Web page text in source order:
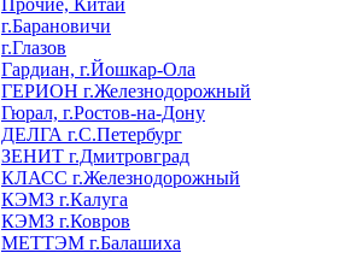
Прочие, Китай
г.Барановичи
г.Глазов
Гардиан, г.Йошкар-Ола
ГЕРИОН г.Железнодорожный
Гюрал, г.Ростов-на-Дону
ДЕЛГА г.С.Петербург
ЗЕНИТ г.Дмитровград
КЛАСС г.Железнодорожный
КЭМЗ г.Калуга
КЭМЗ г.Ковров
МЕТТЭМ г.Балашиха